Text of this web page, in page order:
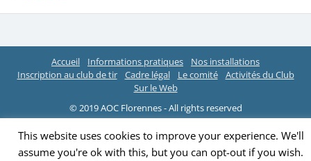
Accueil Informations pratiques
Nos installations
Inscription au club de tir
Cadre légal Le comité
Activités du Club
Sur le Web
© 2019 AOC Florennes - All rights reserved
This website uses cookies to improve your experience. We'll
assume you're ok with this, but you can opt-out if you wish.